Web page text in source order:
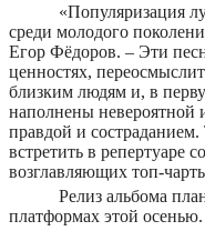
«Популяризация
среди молодого
Егор Фёдоров. – Эти
ценностях,
близким людям и, в
наполнены невероятной
правдой и
встретить в репертуаре
возглавляющих топ-
Релиз альбома
платформах этой осенью.